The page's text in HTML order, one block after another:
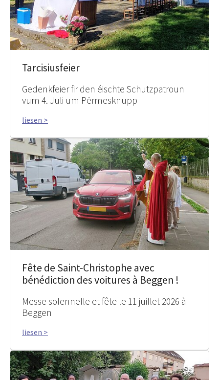
Tarcisiusfeier
Gedenkfeier fir den éischte Schutzpatroun
vum 4. Juli um Përmesknupp
liesen >
Fête de Saint-Christophe avec
bénédiction des voitures à Beggen !
Messe solennelle et fête le 11 juillet 2026 à
Beggen
liesen >